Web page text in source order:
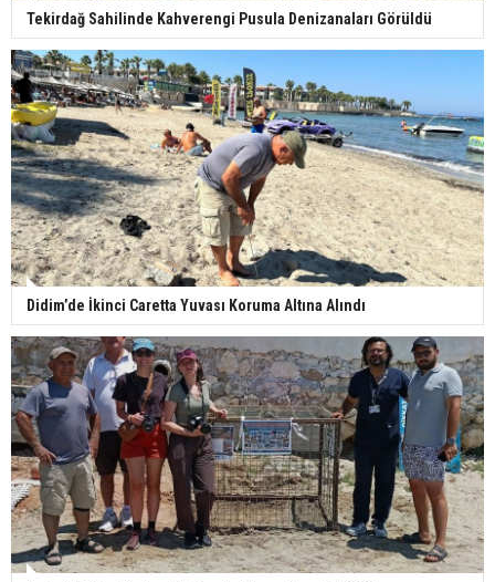
Tekirdağ Sahilinde Kahverengi Pusula Denizanaları Görüldü
Didim’de İkinci Caretta Yuvası Koruma Altına Alındı